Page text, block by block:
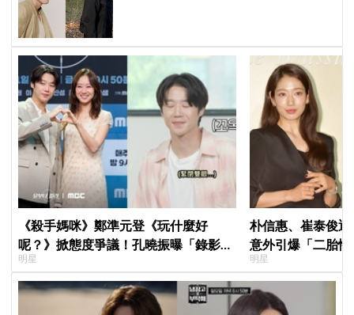
《殺手媽咪》鄭準元登《玩什麼好
呢？》掀態度爭議！孔曉振曝「錄影後
真的吐了」心疼喊：沒能救你
明星
朴信惠、崔泰俊
意外引爆「二胎
明星